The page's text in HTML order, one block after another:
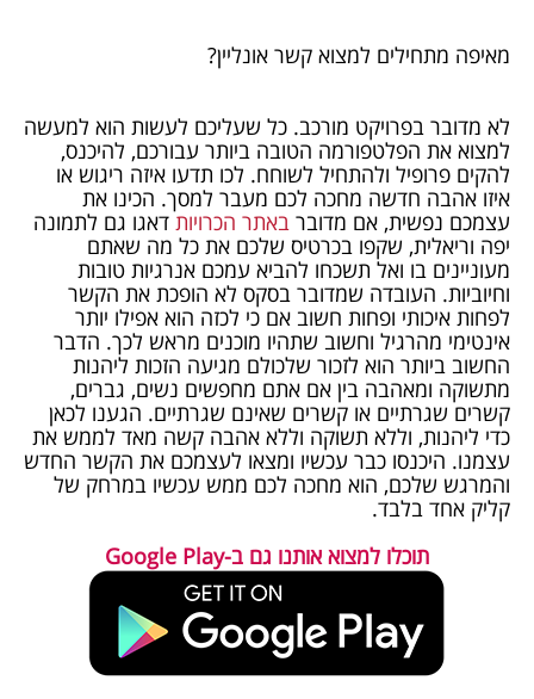
מאיפה מתחילים למצוא קשר אונליין?
לא מדובר בפרויקט מורכב. כל שעליכם לעשות הוא למעשה
למצוא את הפלטפורמה הטובה ביותר עבורכם, להיכנס,
להקים פרופיל ולהתחיל לשוחח. לכו תדעו איזה ריגוש או
איזו אהבה חדשה מחכה לכם מעבר למסך. הכינו את
עצמכם נפשית, אם מדובר באתר הכרויות דאגו גם לתמונה
יפה וריאלית, שקפו בכרטיס שלכם את כל מה שאתם
מעוניינים בו ואל תשכחו להביא עמכם אנרגיות טובות
וחיוביות. העובדה שמדובר בסקס לא הופכת את הקשר
לפחות איכותי ופחות חשוב אם כי לכזה הוא אפילו יותר
אינטימי מהרגיל וחשוב שתהיו מוכנים מראש לכך. הדבר
החשוב ביותר הוא לזכור שלכולם מגיעה הזכות ליהנות
מתשוקה ומאהבה בין אם אתם מחפשים נשים, גברים,
קשרים שגרתיים או קשרים שאינם שגרתיים. הגענו לכאן
כדי ליהנות, וללא תשוקה וללא אהבה קשה מאד לממש את
עצמנו. היכנסו כבר עכשיו ומצאו לעצמכם את הקשר החדש
והמרגש שלכם, הוא מחכה לכם ממש עכשיו במרחק של
קליק אחד בלבד.
תוכלו למצוא אותנו גם ב-Google Play